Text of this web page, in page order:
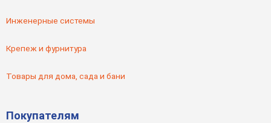
Инженерные системы
Крепеж и фурнитура
Товары для дома, сада и бани
Покупателям